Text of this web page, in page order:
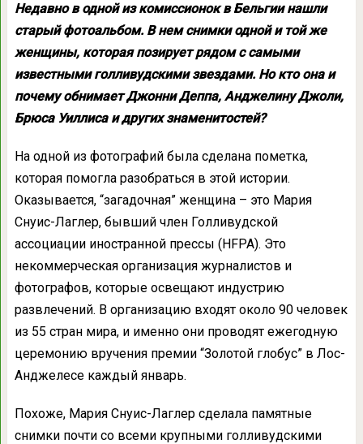
Недавно в одной из комиссионок в Бельгии нашли
старый фотоальбом. В нем снимки одной и той же
женщины, которая позирует рядом с самыми
известными голливудскими звездами. Но кто она и
почему обнимает Джонни Деппа, Анджелину Джоли,
Брюса Уиллиса и других знаменитостей?
На одной из фотографий была сделана пометка,
которая помогла разобраться в этой истории.
Оказывается, “загадочная” женщина – это Мария
Снуис-Лаглер, бывший член Голливудской
ассоциации иностранной прессы (HFPA). Это
некоммерческая организация журналистов и
фотографов, которые освещают индустрию
развлечений. В организацию входят около 90 человек
из 55 стран мира, и именно они проводят ежегодную
церемонию вручения премии “Золотой глобус” в Лос-
Анджелесе каждый январь.
Похоже, Мария Снуис-Лаглер сделала памятные
снимки почти со всеми крупными голливудскими